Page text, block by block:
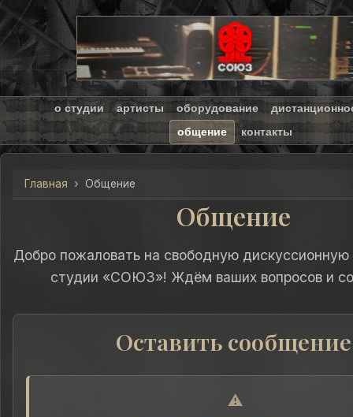
о студии артисты оборудование
общение
контакты
Главная Общение
Общение
Добро пожаловать на свободную
студии «СОЮЗ»! Ждём ваших вопросов и
Оставить сообщение
⚠️